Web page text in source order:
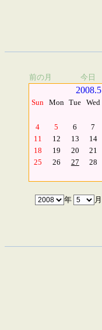
前の月 今日
2008.5
Sun Mon Tue Wed
4
5 6 7
11
12 13 14
18
19 20 21
25
26 27 28
年 月